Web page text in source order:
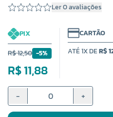
Ler 0 avaliações
PIX
R$ 12,50 -5%
R$ 11,88
CARTÃO
ATÉ 1X DER$
- +